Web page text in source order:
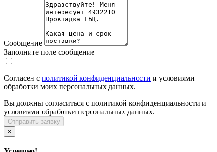
Сообщение
Заполните поле сообщение
Согласен с политикой конфиденциальности и условиями
обработки моих персональных данных.
Вы должны согласиться с политикой конфиденциальности и
условиями обработки персональных данных.
Отправить заявку
×